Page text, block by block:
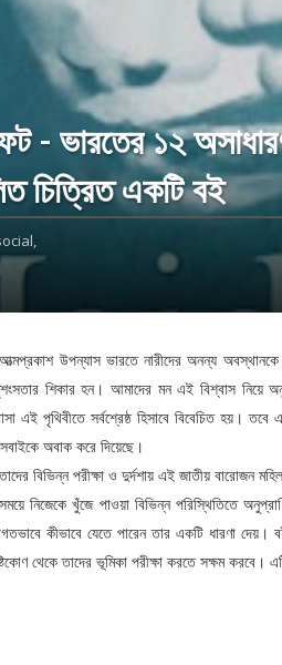
- ভারতের ১২
চিত্রিত একটি বই
উপন্যাস ভারতে নারীদের অনন্য অবস্থানকে
শিকার হন। আমাদের মন এই বিশ্বাস নিয়ে
এই পৃথিবীতে সর্বশ্রেষ্ঠ হিসাবে বিবেচিত হয়।
অবাক করে দিয়েছে।
বিভিন্ন পরীক্ষা ও দুর্দশায় এই জাতীয় বারোজন
নিজেকে খুঁজে পাওয়া বিভিন্ন পরিস্থিতিতে
কীভাবে যেতে পারেন তার একটি ধারণা
থেকে তাদের ভূমিকা পরীক্ষা করতে সক্ষম করবে।